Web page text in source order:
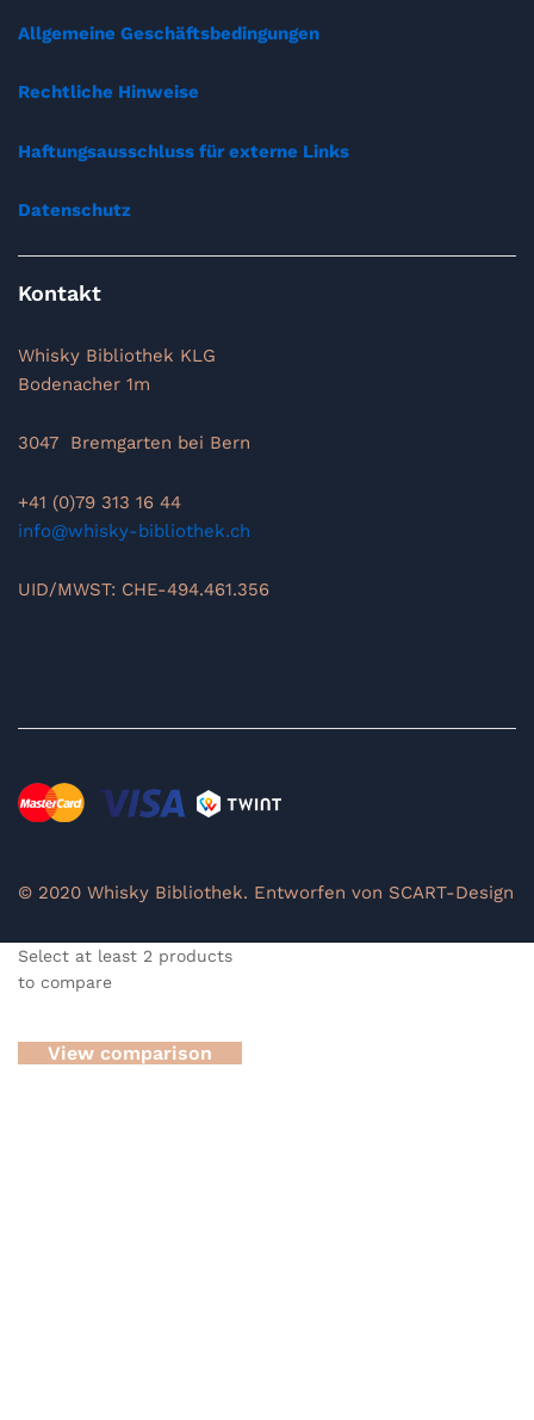
Allgemeine Geschäftsbedingungen
Rechtliche Hinweise
Haftungsausschluss für externe Links
Datenschutz
Kontakt
Whisky Bibliothek KLG
Bodenacher 1m
3047 Bremgarten bei Bern
+41 (0)79 313 16 44
info@whisky-bibliothek.ch
UID/MWST: CHE-494.461.356
© 2020 Whisky Bibliothek. Entworfen von SCART-Design
Select at least 2 products
to compare
View comparison